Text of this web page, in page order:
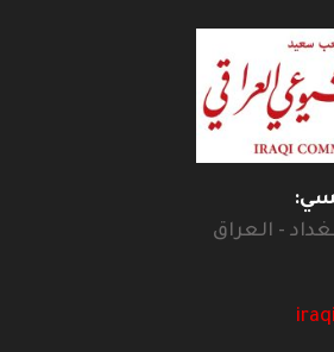
- العراق